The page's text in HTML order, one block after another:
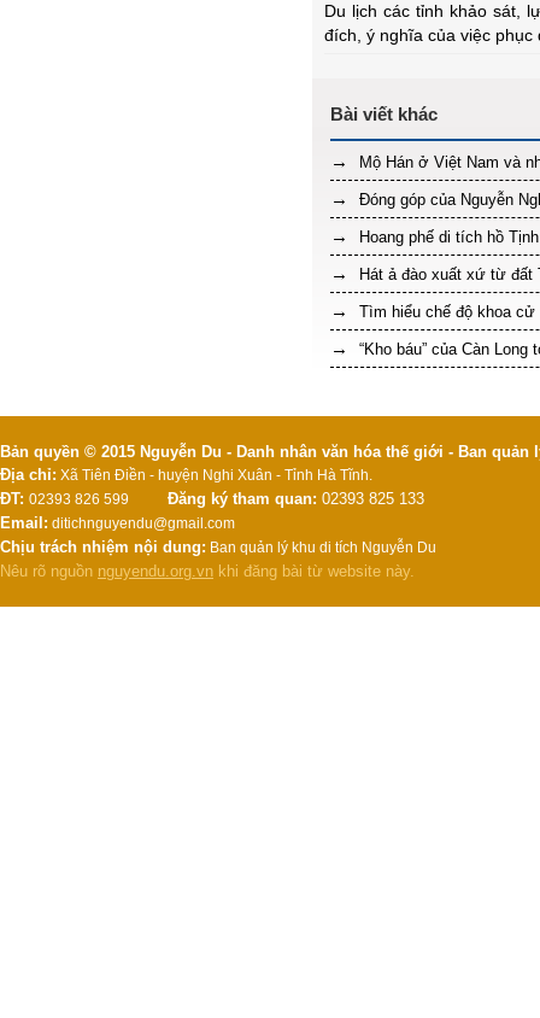
Du lịch các tỉnh khảo sát,
đích, ý nghĩa của việc
Mộ Hán ở Việt Nam và
Đóng góp của Nguyễn
Hoang phế di tích hồ
Hát ả đào xuất xứ từ đất
Tìm hiểu chế độ khoa
“Kho báu” của Càn Long
Bản quyền © 2015 Nguyễn Du - Danh nhân văn hóa thế giới - Ban
Địa chỉ: Xã Tiên Điền - huyện Nghi Xuân - Tỉnh Hà Tĩnh.
ĐT: 02393 826 599 Đăng ký tham quan: 02393 825 133
Email: ditichnguyendu@gmail.com
Chịu trách nhiệm nội dung: Ban quản lý khu di tích Nguyễn Du
Nêu rõ nguồn nguyendu.org.vn khi đăng bài từ website này.